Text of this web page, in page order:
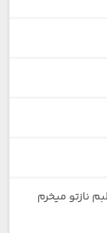
نازتو میخرم